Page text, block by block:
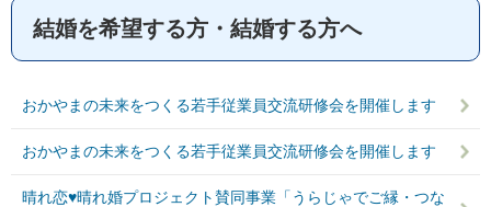
結婚を希望する方・結婚する方へ
おかやまの未来をつくる若手従業員交流研修会を開催します
おかやまの未来をつくる若手従業員交流研修会を開催します
晴れ恋♥晴れ婚プロジェクト賛同事業「うらじゃでご縁・つな